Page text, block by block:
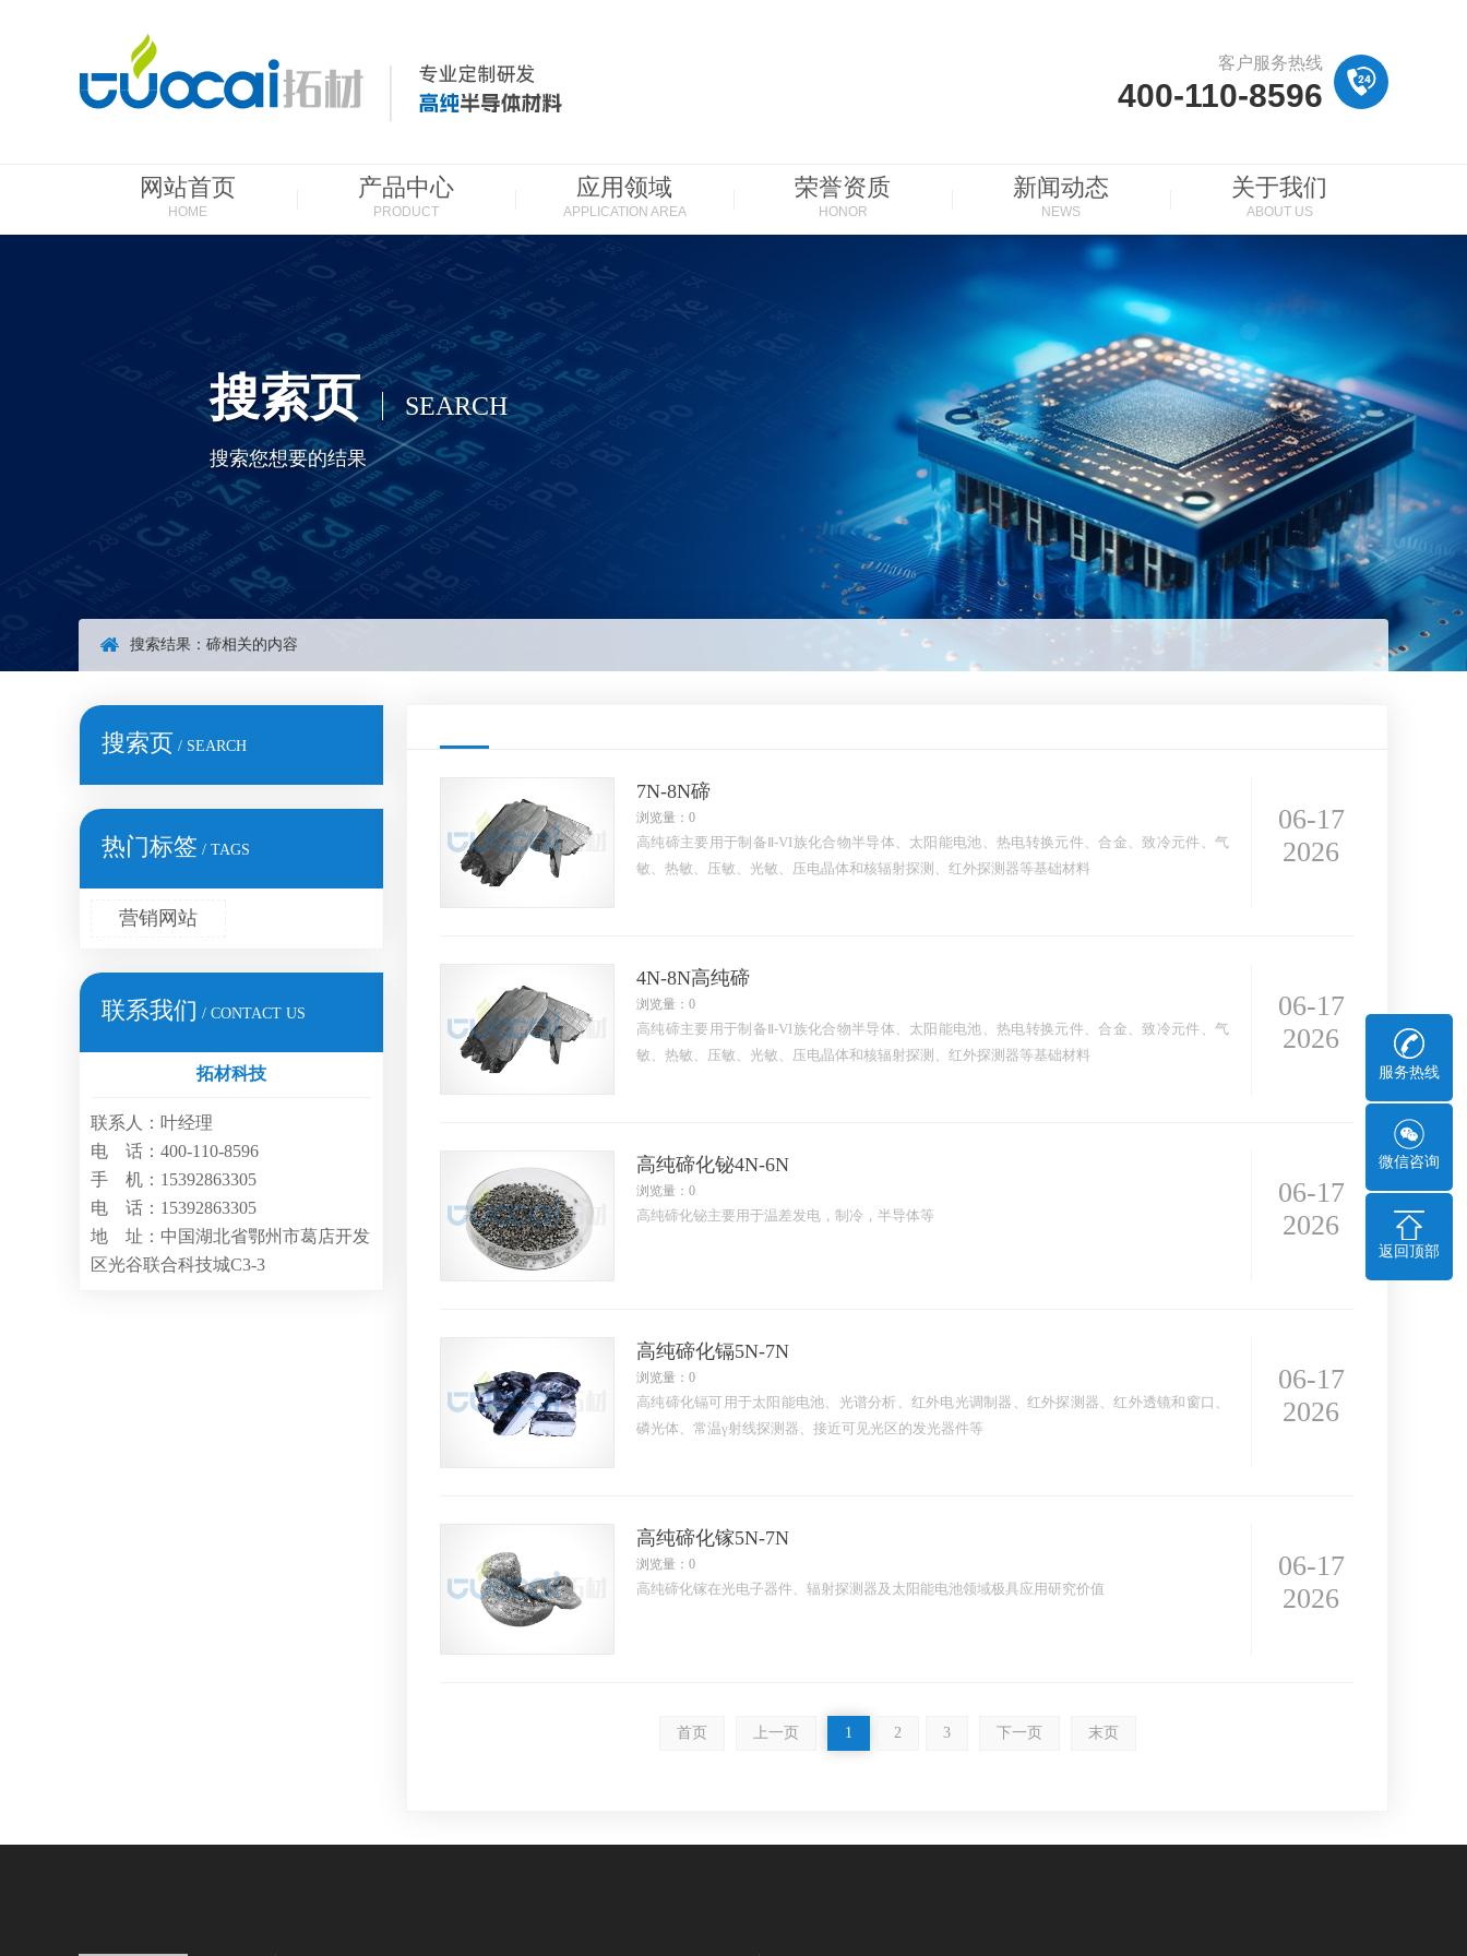
客户服务热线
400-110-8596
网站首页
HOME
产品中心
PRODUCT
应用领域
APPLICATION AREA
荣誉资质
HONOR
新闻动态
NEWS
关于我们
ABOUT US
搜索页 SEARCH
搜索您想要的结果
搜索结果： 碲相关的内容
搜索页 / SEARCH
热门标签 / TAGS
营销网站
联系我们 / CONTACT US
拓材科技
联系人：叶经理
电 话：400-110-8596
手 机：15392863305
电 话：15392863305
地 址：中国湖北省鄂州市葛店开发
区光谷联合科技城C3-3
7N-8N碲
浏览量：0
高纯碲主要用于制备Ⅱ-VI族化合物半导体、太阳能电池、热电转换元件、合金、致冷元件、气
敏、热敏、压敏、光敏、压电晶体和核辐射探测、红外探测器等基础材料
06-17
2026
4N-8N高纯碲
浏览量：0
高纯碲主要用于制备Ⅱ-VI族化合物半导体、太阳能电池、热电转换元件、合金、致冷元件、气
敏、热敏、压敏、光敏、压电晶体和核辐射探测、红外探测器等基础材料
06-17
2026
高纯碲化铋4N-6N
浏览量：0
高纯碲化铋主要用于温差发电，制冷，半导体等
06-17
2026
高纯碲化镉5N-7N
浏览量：0
高纯碲化镉可用于太阳能电池、光谱分析、红外电光调制器、红外探测器、红外透镜和窗口、
磷光体、常温γ射线探测器、接近可见光区的发光器件等
06-17
2026
高纯碲化镓5N-7N
浏览量：0
高纯碲化镓在光电子器件、辐射探测器及太阳能电池领域极具应用研究价值
06-17
2026
首页 上一页 1 2 3 下一页 末页
服务热线
微信咨询
返回顶部